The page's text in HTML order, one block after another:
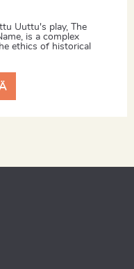
Uuttu's play, The
is a complex
ethics of historical